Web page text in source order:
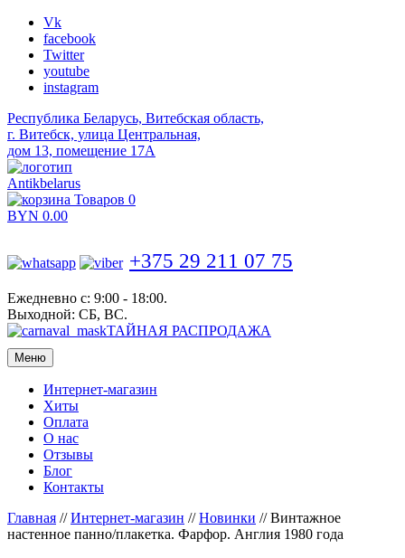
Vk
facebook
Twitter
youtube
instagram
Республика Беларусь, Витебская область,
г. Витебск, улица Центральная,
дом 13, помещение 17А
Antikbelarus
Товаров 0
BYN 0.00
+375 29 211 07 75
Ежедневно с: 9:00 - 18:00.
Выходной: СБ, ВС.
ТАЙНАЯ РАСПРОДАЖА
Меню
Интернет-магазин
Хиты
Оплата
О нас
Отзывы
Блог
Контакты
Главная //Интернет-магазин //Новинки //Винтажное
настенное панно/плакетка. Фарфор. Англия 1980 года